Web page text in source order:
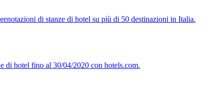
di stanze di hotel su più di 50 destinazioni in Italia.
di hotel fino al 30/04/2020 con hotels.com.